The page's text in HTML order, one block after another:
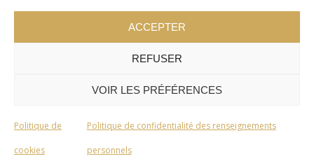
ACCEPTER
REFUSER
VOIR LES PRÉFÉRENCES
Politique de
cookies
Politique de confidentialité des renseignements
personnels
© 2024 Cercle Kaizen. Tous droits réservés -